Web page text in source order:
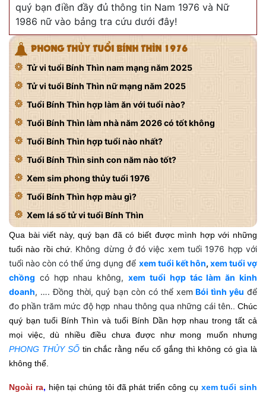
quý bạn điền đầy đủ thông tin Nam 1976 và Nữ
1986 nữ vào bảng tra cứu dưới đây!
PHONG THỦY TUỔI BÍNH THÌN 1976
Tử vi tuổi Bính Thìn nam mạng năm 2025
Tử vi tuổi Bính Thìn nữ mạng năm 2025
Tuổi Bính Thìn hợp làm ăn với tuổi nào?
Tuổi Bính Thìn làm nhà năm 2026 có tốt không
Tuổi Bính Thìn hợp tuổi nào nhất?
Tuổi Bính Thìn sinh con năm nào tốt?
Xem sim phong thủy tuổi 1976
Tuổi Bính Thìn hợp màu gì?
Xem lá số tử vi tuổi Bính Thìn
Qua bài viết này, quý bạn đã có biết được mình hợp với những
tuổi nào rồi chứ. Không dừng ở đó việc xem tuổi 1976 hợp với
tuổi nào còn có thể ứng dụng để xem tuổi kết hôn, xem tuổi vợ
chồng có hợp nhau không,xem tuổi hợp tác làm ăn kinh
doanh, …. Đồng thời, quý bạn còn có thể xemBói tình yêu để
đo phần trăm mức độ hợp nhau thông qua những cái tên.. Chúc
quý bạn tuổi Bính Thìn và tuổi Bính Dần hợp nhau trong tất cả
mọi việc, dù nhiều điều chưa được như mong muốn nhưng
PHONG THỦY SỐtin chắc rằng nếu cố gắng thì không có gìa là
không thể.
Ngoài ra, hiện tại chúng tôi đã phát triển công cụ xem tuổi sinh